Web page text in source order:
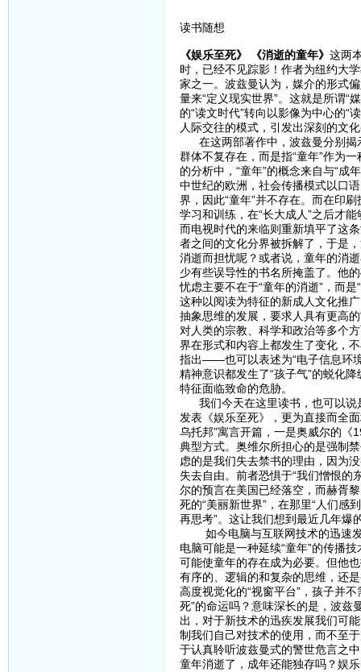
读书随想
《娱乐至死》 《消逝的童年》 这两
时，已经不见踪影！作者为纽约大
家之一。波兹曼认为，媒介的形式
量来“定义现实世界”。这就是所谓“
的“读文时代”转向以影像为中心的“
人际交往的模式，引发出深刻的文
在这两部著作中，波兹曼分别揭
群体不复存在，而是指“童年”作为
的分析中，“童年”的概念来自与“成
中世纪的欧洲，社会传播模式以口
界，因此“童年”并不存在。而在印
学习和训练，在“长大成人”之后才
而电视时代的来临则重新填平了这
者之间的文化分界被拆解了，于是
消逝而担忧呢？或者说，童年的消
少有些误导性的书名所掩盖了。他
忧虑主要不在于“童年的消逝”，而
这种以阅读为特征的新成人文化推
抽象思维的发展，要求人具有更高
对人类的宗教、科学和政治等多个
界在形式和内容上都发生了变化，
指出——也可以表述为“电子信息环
精神意识都发生了“孩子气”的蜕化
特征面临致命的危胁。
我们今天在这里读书，也可以说
发表《娱乐至死》，更为直接而全
乌托邦”寓言开篇，一是奥威尔的《
典型方式。奥维尔所担心的是强制
虑的是我们失去禁书的理由，因为
失去自由。前者恐惧于“我们憎恨的
尔的预言在美国已经落空，而赫胥
死的“美丽新世界”，在那里“人们感
再思考”。这让我们想到最近几年爆
如今电脑与互联网技术的迅速发
电脑可能是一种延续“童年”的传播
可能使童年的存在成为必要。但他
有序的、逻辑的和复杂的思维，还
高度视觉化的“视窗平台”，孩子并
死”的命运吗？意味深长的是，波兹
出，对于新技术的迅疾发展我们可
制我们自己对技术的使用，而不至
于认真聆听波兹曼式的警世危言之
童年消逝了，成年还能独存吗？娱